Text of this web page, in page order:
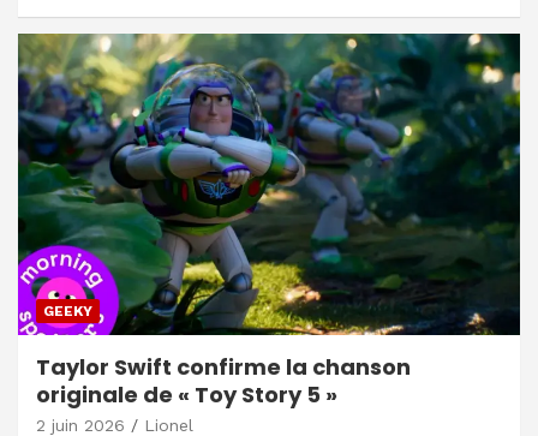
GEEKY
Taylor Swift confirme la chanson
originale de « Toy Story 5 »
2 juin 2026 Lionel